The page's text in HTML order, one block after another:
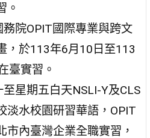
。
務院OPIT國際專業與跨文
，於113年6月10日至113
臺實習。
星期五白天NSLI-Y及CLS
淡水校園研習華語，OPIT
市內臺灣企業全職實習，